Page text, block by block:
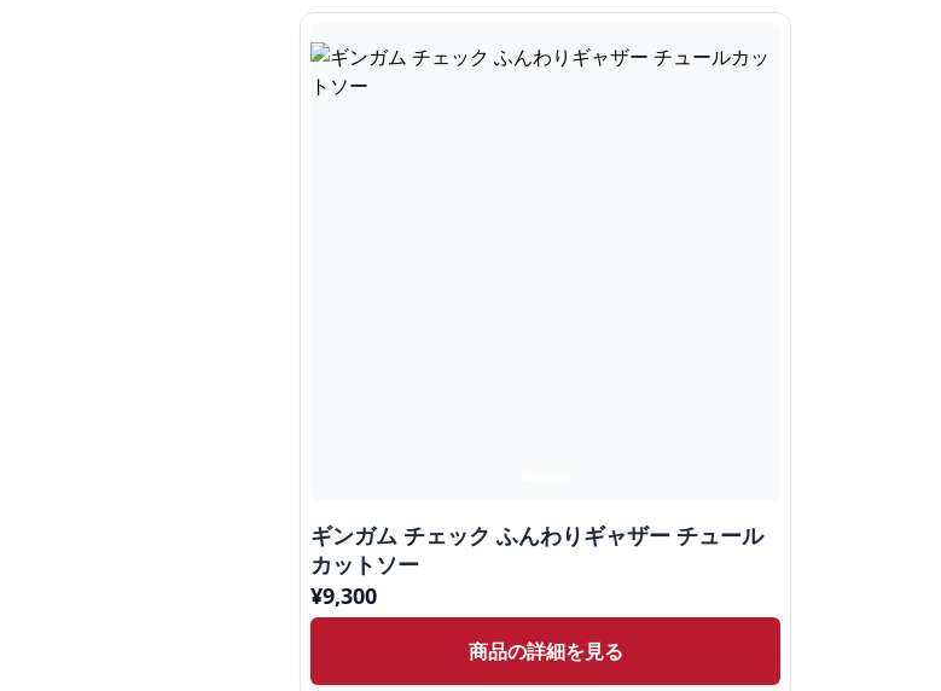
ギンガム チェック ふんわりギャザー チュール
カットソー
¥9,300
商品の詳細を見る